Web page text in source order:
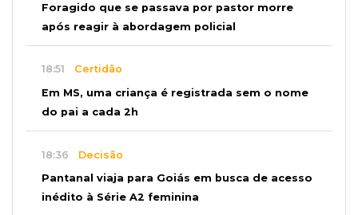
Foragido que se passava por pastor morre
após reagir à abordagem policial
18:51 Certidão
Em MS, uma criança é registrada sem o nome
do pai a cada 2h
18:36 Decisão
Pantanal viaja para Goiás em busca de acesso
inédito à Série A2 feminina